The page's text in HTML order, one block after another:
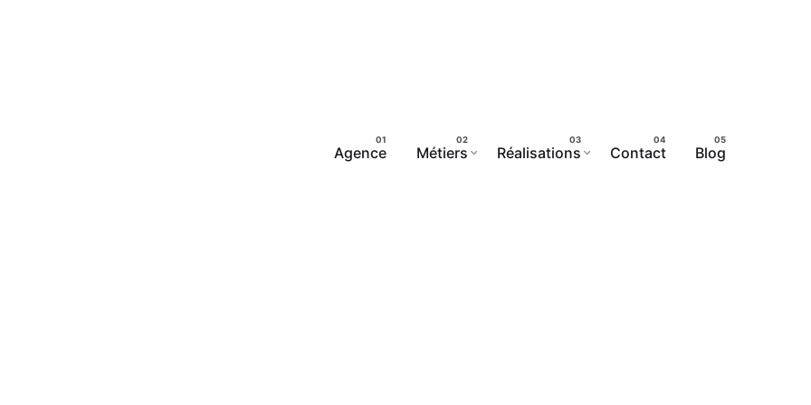
Agence Métiers Réalisations Contact Blog